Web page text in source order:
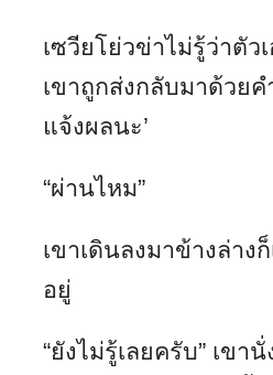
เซวียโย่วข่าไม่รู้ว่าตัว
เขาถูกส่งกลับมาด้วยค
แจ้งผลนะ’
“ผ่านไหม”
เขาเดินลงมาข้างล่าง
อยู่
“ยังไม่รู้เลยครับ” เขา